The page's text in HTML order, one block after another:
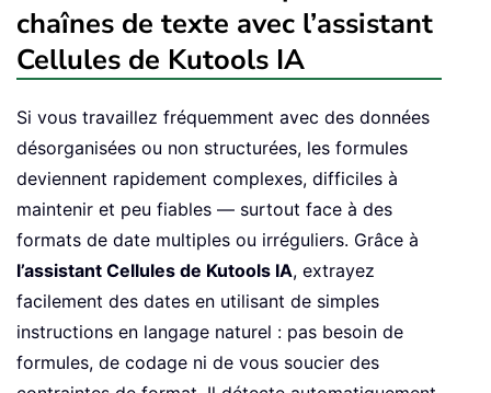
chaînes de texte avec l’assistant
Cellules de Kutools IA
Si vous travaillez fréquemment avec des données
désorganisées ou non structurées, les formules
deviennent rapidement complexes, difficiles à
maintenir et peu fiables — surtout face à des
formats de date multiples ou irréguliers. Grâce à
l’assistant Cellules de Kutools IA, extrayez
facilement des dates en utilisant de simples
instructions en langage naturel : pas besoin de
formules, de codage ni de vous soucier des